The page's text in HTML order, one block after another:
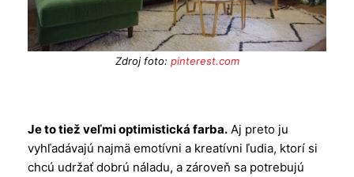
Zdroj foto: pinterest.com
Je to tiež veľmi optimistická farba. Aj preto ju
vyhľadávajú najmä emotívni a kreatívni ľudia, ktorí si
chcú udržať dobrú náladu, a zároveň sa potrebujú